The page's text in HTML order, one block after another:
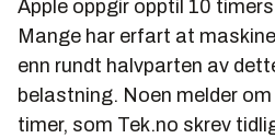
Apple oppgir opptil 10
Mange har erfart at
enn rundt halvparten av
belastning. Noen melder
timer, som Tek.no skrev